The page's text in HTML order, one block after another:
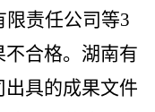
责任公司等3
合格。 湖南有
出具的成果文件